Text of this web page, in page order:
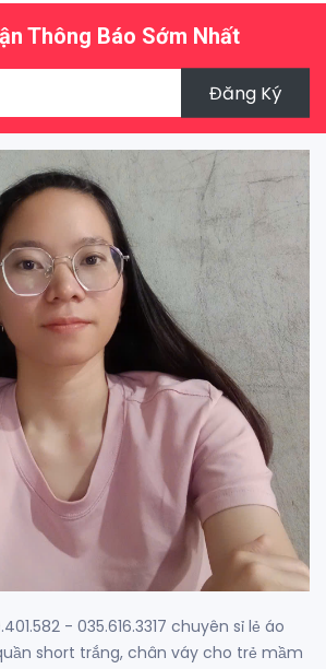
Thông Báo Sớm Nhất
Đăng Ký
- 035.616.3317 chuyên sỉ lẻ áo
short trắng, chân váy cho trẻ mầm